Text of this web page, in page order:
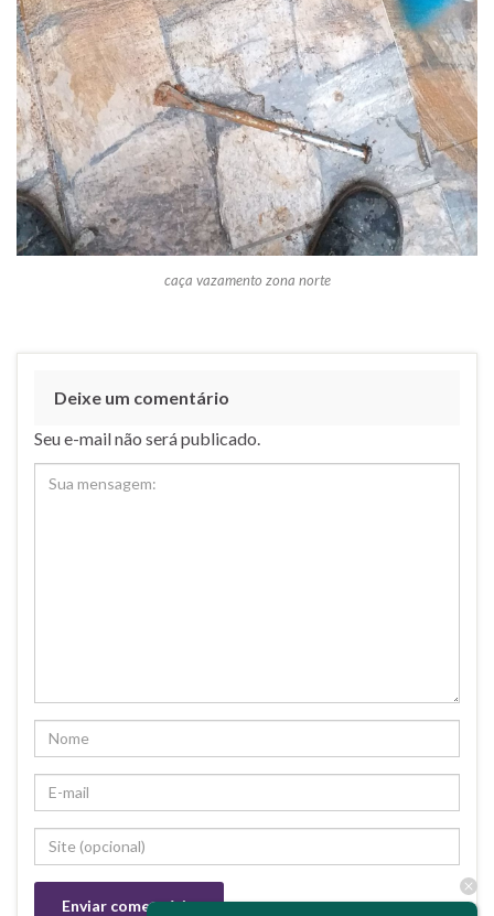
caça vazamento zona norte
Deixe um comentário
Seu e-mail não será publicado.